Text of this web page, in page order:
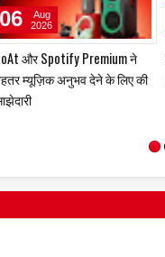
100 Pro स्मार्टफोन और ZENO
हुए लॉन्च
23
Jul
2026